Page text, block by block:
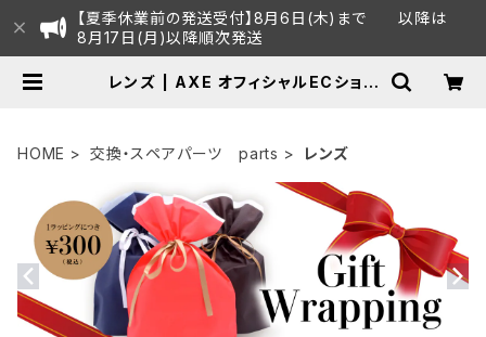
【夏季休業前の発送受付】8月6日(木)まで 以降は
8月17日(月)以降順次発送
レンズ | AXE オフィシャルECショッ
HOME 交換・スペアパーツ parts レンズ